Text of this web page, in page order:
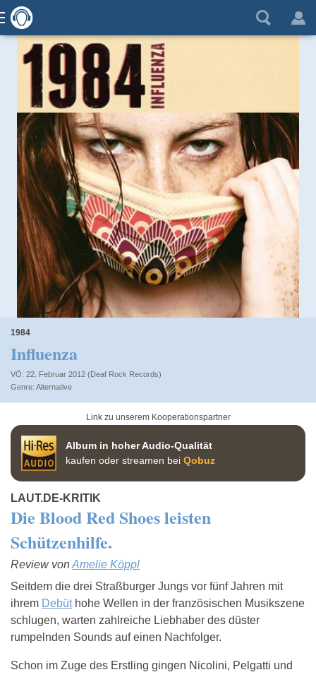
1984
Influenza
VÖ: 22. Februar 2012 (Deaf Rock Records)
Alternative
Link zu unserem Kooperationspartner
Album in hoher Audio-Qualität
kaufen oder streamen bei Qobuz
LAUT.DE-KRITIK
Die Blood Red Shoes leisten
Schützenhilfe.
Review vonAmelie Köppl
Seitdem die drei Straßburger Jungs vor fünf Jahren mit
ihrem Debüthohe Wellen in der französischen Musikszene
schlugen, warten zahlreiche Liebhaber des düster
rumpelnden Sounds auf einen Nachfolger.
Schon im Zuge des Erstling gingen Nicolini, Pelgatti und